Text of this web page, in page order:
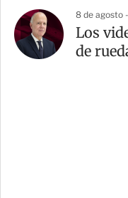
8 de agosto
Los
de